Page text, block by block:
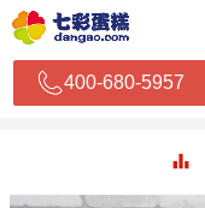
400-680-5957